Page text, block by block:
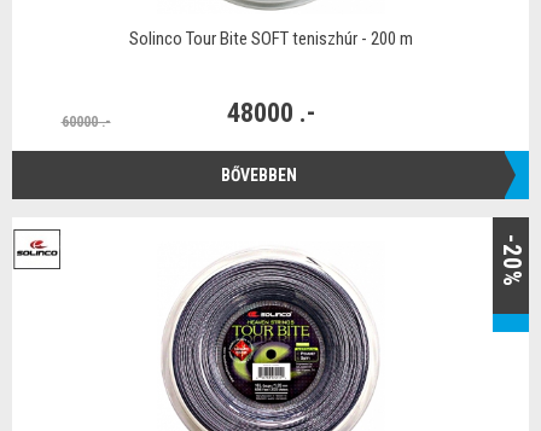
Solinco Tour Bite SOFT teniszhúr - 200 m
60000 .- 48000 .-
BŐVEBBEN
-20%